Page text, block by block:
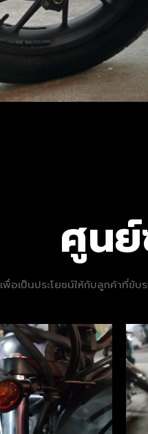
ศูน
เพื่อเป็นประโยชน์ให้กับลูกค้าที่ขั